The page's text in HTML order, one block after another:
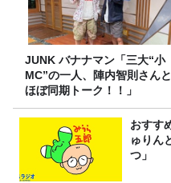
JUNK バナナマン「三大“小
MC”の一人、陣内智則さんと
ほぼ同期トーク！！」
おすす
ゅりん
つ」